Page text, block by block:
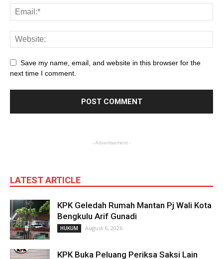
Save my name, email, and website in this browser for the
next time I comment.
- Advertisement -
LATEST ARTICLE
KPK Geledah Rumah Mantan Pj Wali Kota
Bengkulu Arif Gunadi
HUKUM August 6, 2026
KPK Buka Peluang Periksa Saksi Lain